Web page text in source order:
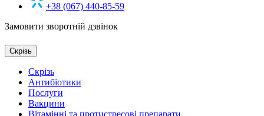
+38 (067) 440-85-59
Замовити зворотній дзвінок
Скрізь
Скрізь
Антибіотики
Послуги
Вакцини
Вітамінні та протистресові препарати